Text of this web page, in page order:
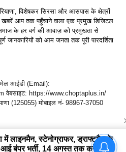
विशेषकर सिरसा और आसपास के क्षेत्रों
खबरें आप तक पहुँचाने वाला एक प्रमुख डिजिटल
के हर वर्ग की आवाज़ को प्रमुखता से
जानकारियों को आम जनता तक पूरी पारदर्शिता
आईडी (Email):
वेबसाइट: https://www.choptaplus.in/
(125055) मोबाइल नं- 98967-37050